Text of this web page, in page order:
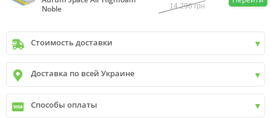
Noble
14 296грн
Стоимость доставки
Киевдо9999 грн. -400 грн.
Киевот9999 грн - БЕСПЛАТНО
Киев пригород +30 грн\км
Доставка по всей Украине
✓Новая почта
✓Деливери
Способы оплаты